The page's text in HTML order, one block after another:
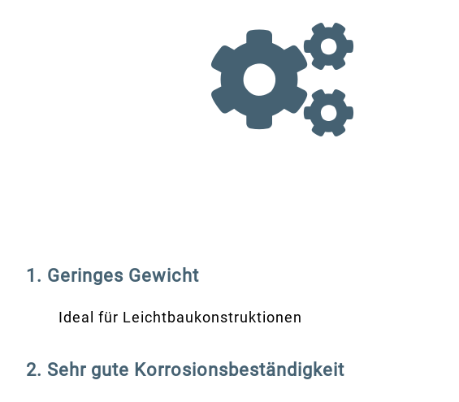
1. Geringes Gewicht
Ideal für Leichtbaukonstruktionen
2. Sehr gute Korrosionsbeständigkeit